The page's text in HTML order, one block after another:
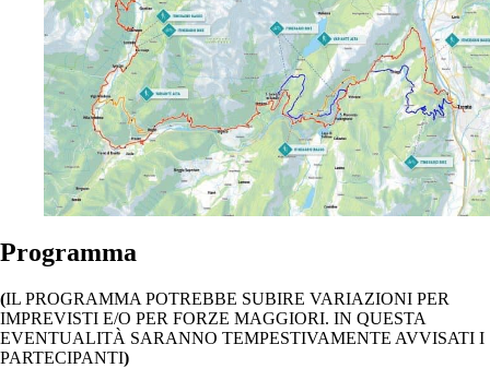
Programma
(IL PROGRAMMA POTREBBE SUBIRE VARIAZIONI PER
IMPREVISTI E/O PER FORZE MAGGIORI. IN QUESTA
EVENTUALITÀ SARANNO TEMPESTIVAMENTE AVVISATI I
PARTECIPANTI)